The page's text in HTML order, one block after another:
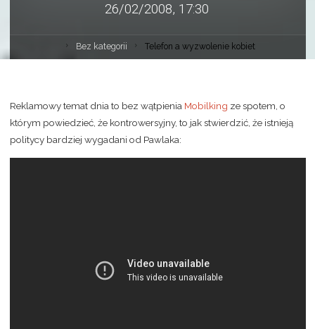
26/02/2008, 17:30
Bez kategorii Telefon a wyzwolenie kobiet
Reklamowy temat dnia to bez wątpienia Mobilking ze spotem, o
którym powiedzieć, że kontrowersyjny, to jak stwierdzić, że istnieją
politycy bardziej wygadani od Pawlaka: